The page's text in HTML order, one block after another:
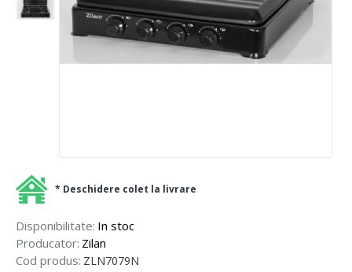
Disponibilitate: In stoc
Producator: Zilan
Cod produs: ZLN7079N
* Deschidere colet la livrare